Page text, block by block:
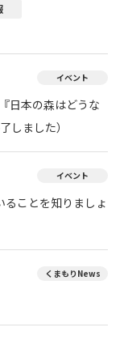
イベント
日本の森はどうな
しました）
イベント
ことを知りましょ
くまもりNews